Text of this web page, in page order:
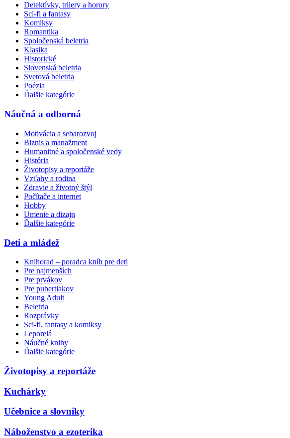
Detektívky, trilery a horory
Sci-fi a fantasy
Komiksy
Romantika
Spoločenská beletria
Klasika
Historické
Slovenská beletria
Svetová beletria
Poézia
Ďalšie kategórie
Náučná a odborná
Motivácia a sebarozvoj
Biznis a manažment
Humanitné a spoločenské vedy
História
Životopisy a reportáže
Vzťahy a rodina
Zdravie a životný štýl
Počítače a internet
Hobby
Umenie a dizajn
Ďalšie kategórie
Deti a mládež
Knihorad – poradca kníh pre deti
Pre najmenších
Pre prvákov
Pre pubertiakov
Young Adult
Beletria
Rozprávky
Sci-fi, fantasy a komiksy
Leporelá
Náučné knihy
Ďalšie kategórie
Životopisy a reportáže
Kuchárky
Učebnice a slovníky
Náboženstvo a ezoterika